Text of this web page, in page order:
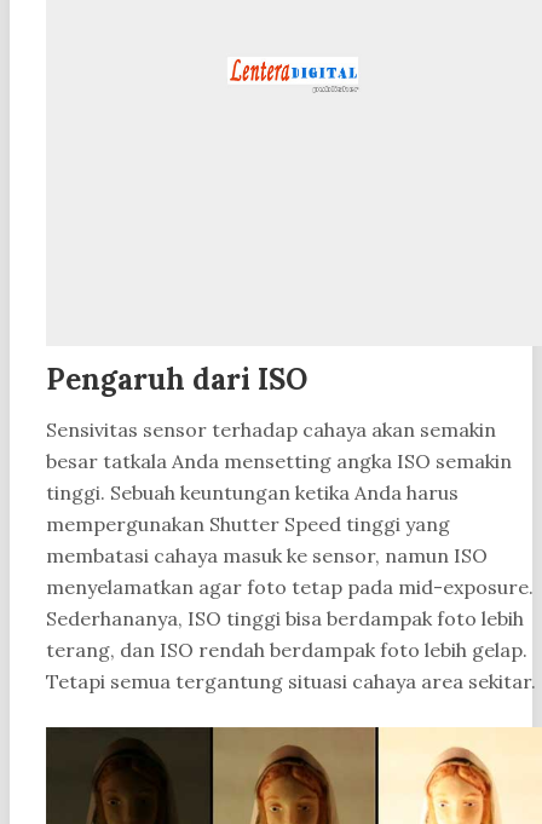
Pengaruh dari ISO
Sensivitas sensor terhadap cahaya akan semakin
besar tatkala Anda mensetting angka ISO semakin
tinggi. Sebuah keuntungan ketika Anda harus
mempergunakan Shutter Speed tinggi yang
membatasi cahaya masuk ke sensor, namun ISO
menyelamatkan agar foto tetap pada mid-exposure.
Sederhananya, ISO tinggi bisa berdampak foto lebih
terang, dan ISO rendah berdampak foto lebih gelap.
Tetapi semua tergantung situasi cahaya area sekitar.